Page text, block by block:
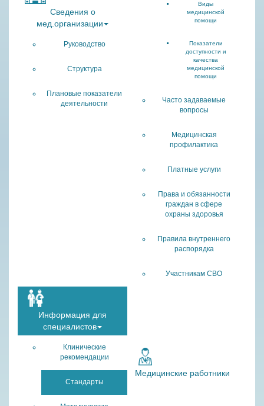
Сведения о
мед.организации
Руководство
Структура
Плановые показатели
деятельности
Виды
медицинской
помощи
Показатели
доступности и
качества
медицинской
помощи
Часто задаваемые
вопросы
Медицинская
профилактика
Платные услуги
Права и обязанности
граждан в сфере
охраны здоровья
Правила внутреннего
распорядка
Участникам СВО
Информация для
специалистов
Клинические
рекомендации
Стандарты
Медицинские работники